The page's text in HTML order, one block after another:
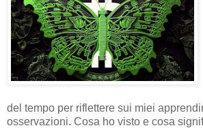
del tempo per riflettere sui miei
osservazioni. Cosa ho visto e cosa